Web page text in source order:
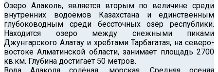
Озеро Алаколь, является вторым по величине среди
внутренних водоёмов Казахстана и единственным
глубоководным среди бессточных озёр республики.
Находится озеро между снежными пиками
Джунгарского Алатау и хребтами Тарбагатая, на северо-
востоке Алматинской области, занимает площадь 2700
кв.км. Глубина достигает 50 метров.